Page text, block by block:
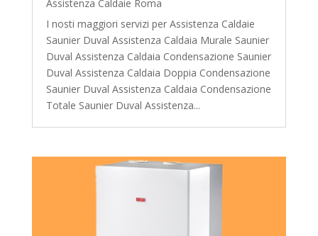
Assistenza Caldaie Roma
I nosti maggiori servizi per Assistenza Caldaie
Saunier Duval Assistenza Caldaia Murale Saunier
Duval Assistenza Caldaia Condensazione Saunier
Duval Assistenza Caldaia Doppia Condensazione
Saunier Duval Assistenza Caldaia Condensazione
Totale Saunier Duval Assistenza...